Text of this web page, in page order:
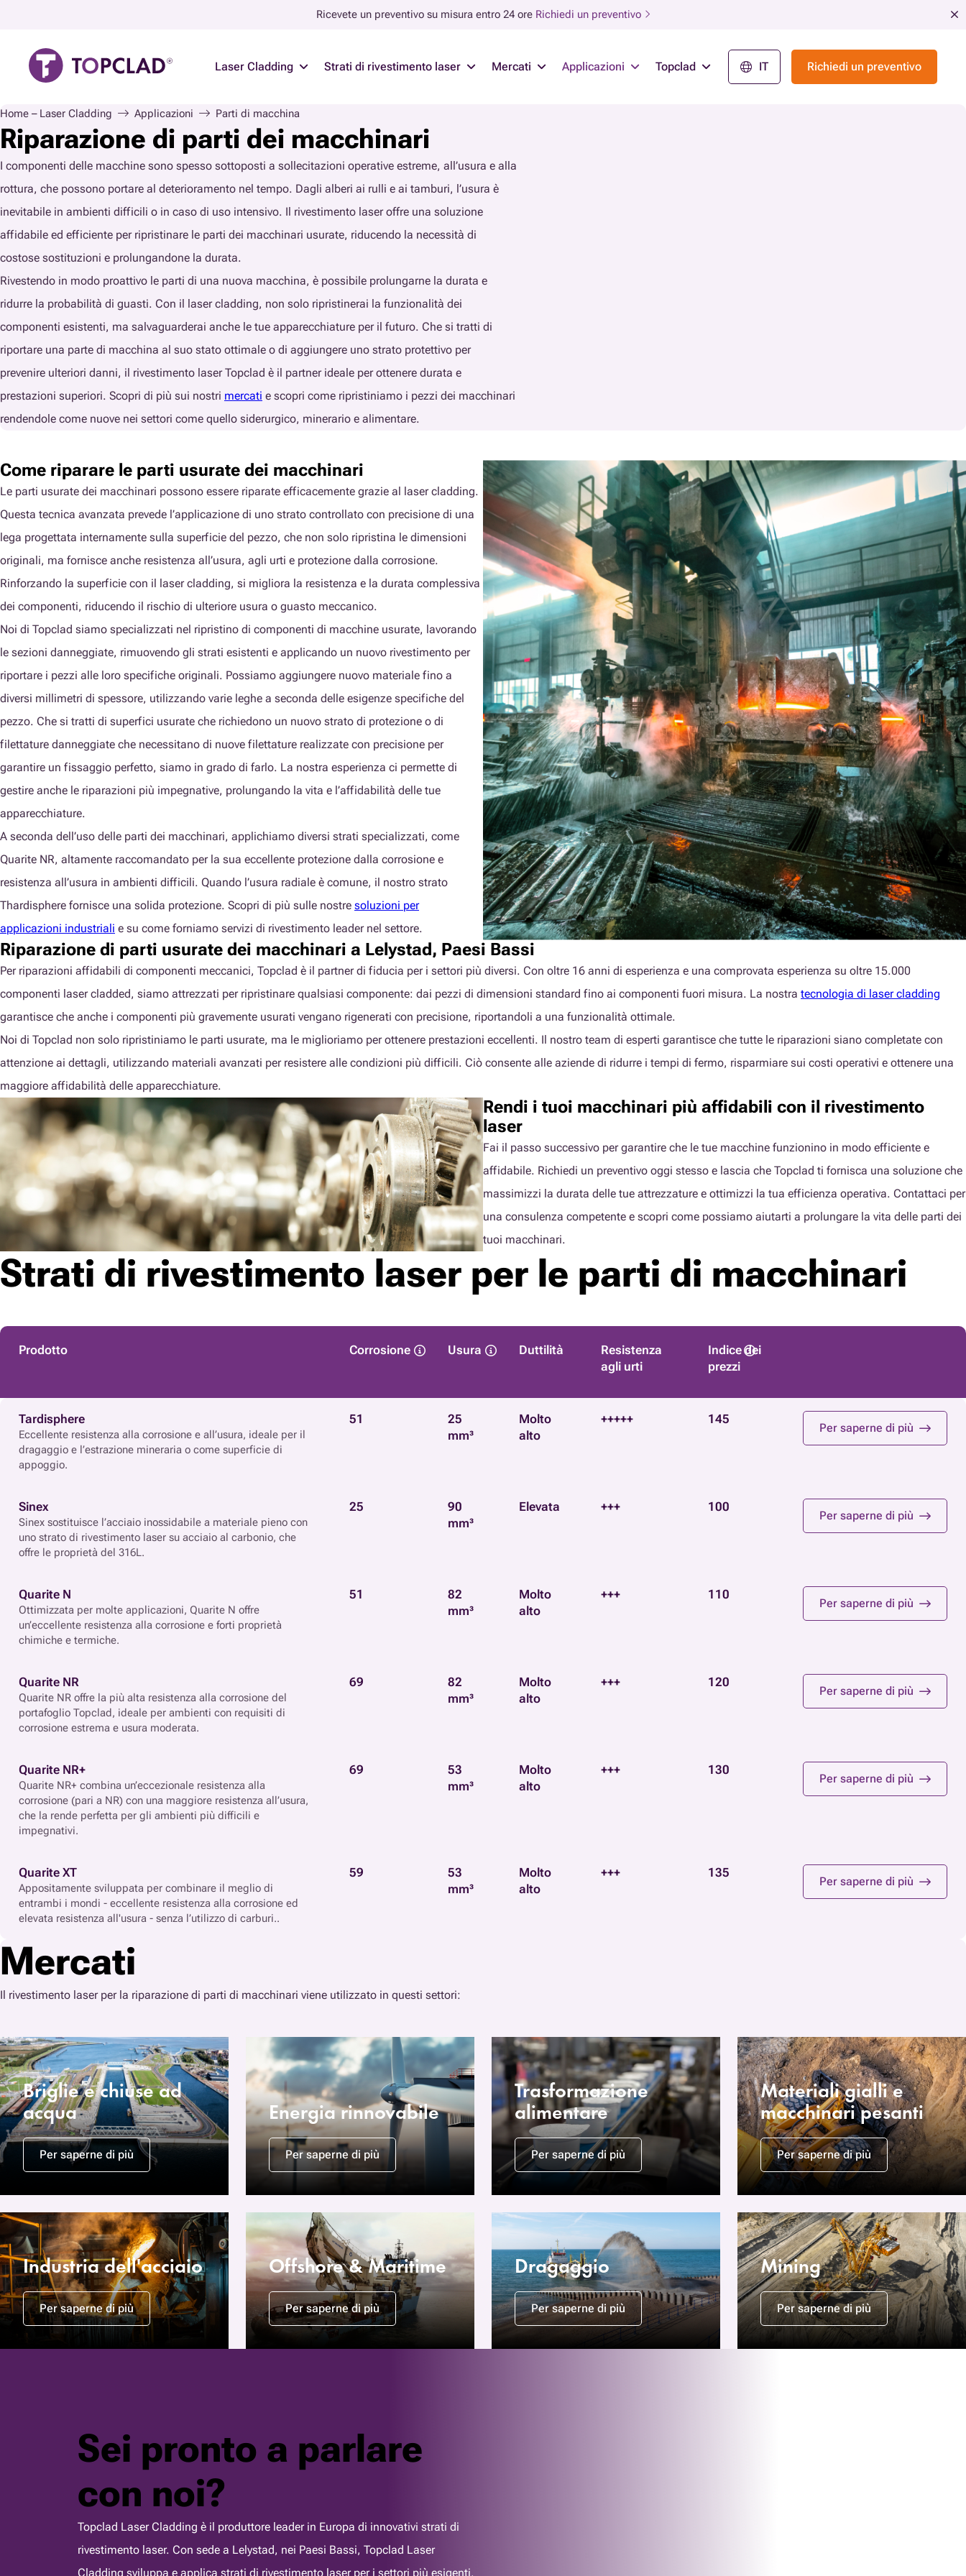
Ricevete un preventivo su misura entro 24 ore Richiedi un preventivo
Laser Cladding Strati di rivestimento laser Mercati Applicazioni Topclad IT Richiedi un preventivo
Home – Laser Cladding Applicazioni Parti di macchina
Riparazione di parti dei macchinari
I componenti delle macchine sono spesso sottoposti a sollecitazioni operative estreme, all’usura e alla
rottura, che possono portare al deterioramento nel tempo. Dagli alberi ai rulli e ai tamburi, l’usura è
inevitabile in ambienti difficili o in caso di uso intensivo. Il rivestimento laser offre una soluzione
affidabile ed efficiente per ripristinare le parti dei macchinari usurate, riducendo la necessità di
costose sostituzioni e prolungandone la durata.
Rivestendo in modo proattivo le parti di una nuova macchina, è possibile prolungarne la durata e
ridurre la probabilità di guasti. Con il laser cladding, non solo ripristinerai la funzionalità dei
componenti esistenti, ma salvaguarderai anche le tue apparecchiature per il futuro. Che si tratti di
riportare una parte di macchina al suo stato ottimale o di aggiungere uno strato protettivo per
prevenire ulteriori danni, il rivestimento laser Topclad è il partner ideale per ottenere durata e
prestazioni superiori. Scopri di più sui nostri mercati e scopri come ripristiniamo i pezzi dei macchinari
rendendole come nuove nei settori come quello siderurgico, minerario e alimentare.
Come riparare le parti usurate dei macchinari
Le parti usurate dei macchinari possono essere riparate efficacemente grazie al laser cladding.
Questa tecnica avanzata prevede l’applicazione di uno strato controllato con precisione di una
lega progettata internamente sulla superficie del pezzo, che non solo ripristina le dimensioni
originali, ma fornisce anche resistenza all’usura, agli urti e protezione dalla corrosione.
Rinforzando la superficie con il laser cladding, si migliora la resistenza e la durata complessiva
dei componenti, riducendo il rischio di ulteriore usura o guasto meccanico.
Noi di Topclad siamo specializzati nel ripristino di componenti di macchine usurate, lavorando
le sezioni danneggiate, rimuovendo gli strati esistenti e applicando un nuovo rivestimento per
riportare i pezzi alle loro specifiche originali. Possiamo aggiungere nuovo materiale fino a
diversi millimetri di spessore, utilizzando varie leghe a seconda delle esigenze specifiche del
pezzo. Che si tratti di superfici usurate che richiedono un nuovo strato di protezione o di
filettature danneggiate che necessitano di nuove filettature realizzate con precisione per
garantire un fissaggio perfetto, siamo in grado di farlo. La nostra esperienza ci permette di
gestire anche le riparazioni più impegnative, prolungando la vita e l’affidabilità delle tue
apparecchiature.
A seconda dell’uso delle parti dei macchinari, applichiamo diversi strati specializzati, come
Quarite NR, altamente raccomandato per la sua eccellente protezione dalla corrosione e
resistenza all’usura in ambienti difficili. Quando l’usura radiale è comune, il nostro strato
Thardisphere fornisce una solida protezione. Scopri di più sulle nostre soluzioni per
applicazioni industriali e su come forniamo servizi di rivestimento leader nel settore.
Riparazione di parti usurate dei macchinari a Lelystad, Paesi Bassi
Per riparazioni affidabili di componenti meccanici, Topclad è il partner di fiducia per i settori più diversi. Con oltre 16 anni di esperienza e una comprovata esperienza su oltre 15.000
componenti laser cladded, siamo attrezzati per ripristinare qualsiasi componente: dai pezzi di dimensioni standard fino ai componenti fuori misura. La nostra tecnologia di laser cladding
garantisce che anche i componenti più gravemente usurati vengano rigenerati con precisione, riportandoli a una funzionalità ottimale.
Noi di Topclad non solo ripristiniamo le parti usurate, ma le miglioriamo per ottenere prestazioni eccellenti. Il nostro team di esperti garantisce che tutte le riparazioni siano completate con
attenzione ai dettagli, utilizzando materiali avanzati per resistere alle condizioni più difficili. Ciò consente alle aziende di ridurre i tempi di fermo, risparmiare sui costi operativi e ottenere una
maggiore affidabilità delle apparecchiature.
Rendi i tuoi macchinari più affidabili con il rivestimento
laser
Fai il passo successivo per garantire che le tue macchine funzionino in modo efficiente e
affidabile. Richiedi un preventivo oggi stesso e lascia che Topclad ti fornisca una soluzione che
massimizzi la durata delle tue attrezzature e ottimizzi la tua efficienza operativa. Contattaci per
una consulenza competente e scopri come possiamo aiutarti a prolungare la vita delle parti dei
tuoi macchinari.
Strati di rivestimento laser per le parti di macchinari
Prodotto Corrosione Usura Duttilità
Resistenza
agli urti
Indice dei
prezzi
Tardisphere
Eccellente resistenza alla corrosione e all’usura, ideale per il
dragaggio e l’estrazione mineraria o come superficie di
appoggio.
51
25
mm³
Molto
alto
+++++ 145
Per saperne di più
Sinex
Sinex sostituisce l’acciaio inossidabile a materiale pieno con
uno strato di rivestimento laser su acciaio al carbonio, che
offre le proprietà del 316L.
25
90
mm³
Elevata +++ 100
Per saperne di più
Quarite N
Ottimizzata per molte applicazioni, Quarite N offre
un’eccellente resistenza alla corrosione e forti proprietà
chimiche e termiche.
51
82
mm³
Molto
alto
+++ 110
Per saperne di più
Quarite NR
Quarite NR offre la più alta resistenza alla corrosione del
portafoglio Topclad, ideale per ambienti con requisiti di
corrosione estrema e usura moderata.
69
82
mm³
Molto
alto
+++ 120
Per saperne di più
Quarite NR+
Quarite NR+ combina un’eccezionale resistenza alla
corrosione (pari a NR) con una maggiore resistenza all’usura,
che la rende perfetta per gli ambienti più difficili e
impegnativi.
69
53
mm³
Molto
alto
+++ 130
Per saperne di più
Quarite XT
Appositamente sviluppata per combinare il meglio di
entrambi i mondi - eccellente resistenza alla corrosione ed
elevata resistenza all'usura - senza l’utilizzo di carburi..
59
53
mm³
Molto
alto
+++ 135
Per saperne di più
Mercati
Il rivestimento laser per la riparazione di parti di macchinari viene utilizzato in questi settori:
Briglie e chiuse ad
acqua
Per saperne di più
Energia rinnovabile
Per saperne di più
Trasformazione
alimentare
Per saperne di più
Materiali gialli e
macchinari pesanti
Per saperne di più
Industria dell'acciaio
Per saperne di più
Offshore & Maritime
Per saperne di più
Dragaggio
Per saperne di più
Mining
Per saperne di più
Sei pronto a parlare
con noi?
Topclad Laser Cladding è il produttore leader in Europa di innovativi strati di
rivestimento laser. Con sede a Lelystad, nei Paesi Bassi, Topclad Laser
Cladding sviluppa e applica strati di rivestimento laser per i settori più esigenti,